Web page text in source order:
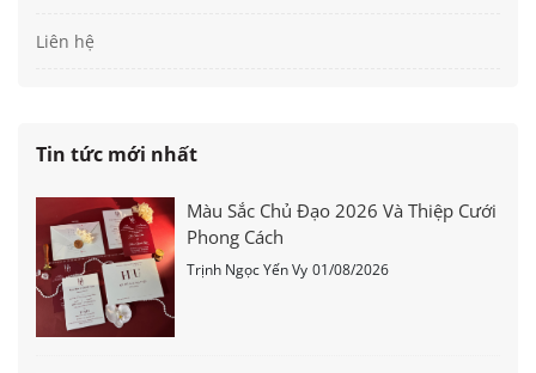
Liên hệ
Tin tức mới nhất
Màu Sắc Chủ Đạo 2026 Và Thiệp Cưới
Phong Cách
Trịnh Ngọc Yến Vy 01/08/2026